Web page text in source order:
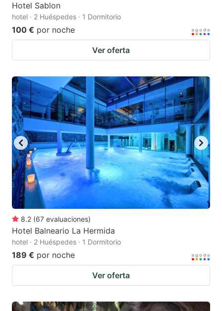
Hotel Sablon
hotel · 2 Huéspedes · 1 Dormitorio
100 € por noche
Ver oferta
8.2 (67 evaluaciones)
Hotel Balneario La Hermida
hotel · 2 Huéspedes · 1 Dormitorio
189 € por noche
Ver oferta